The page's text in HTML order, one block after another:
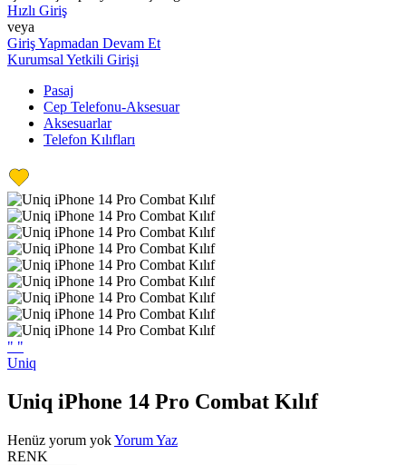
Hızlı Giriş
veya
Giriş Yapmadan Devam Et
Kurumsal Yetkili Girişi
Pasaj
Cep Telefonu-Aksesuar
Aksesuarlar
Telefon Kılıfları
" "
Uniq
Uniq iPhone 14 Pro Combat Kılıf
Henüz yorum yokYorum Yaz
RENK